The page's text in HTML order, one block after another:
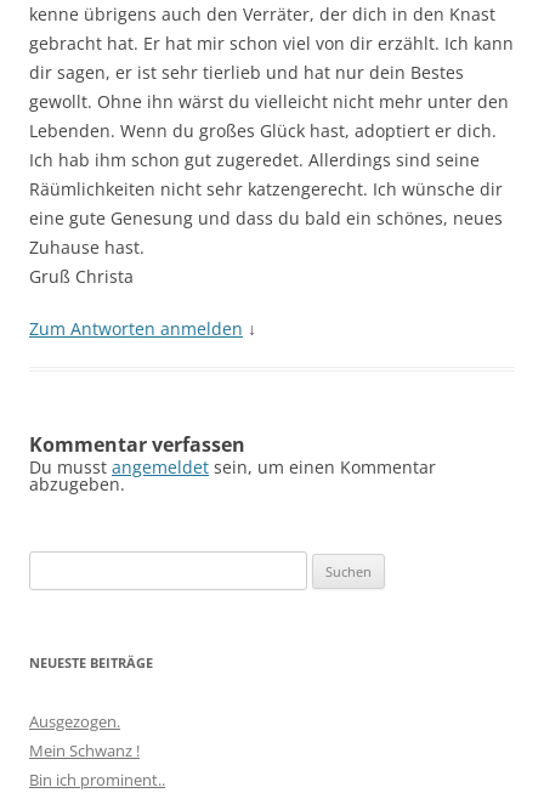
kenne übrigens auch den Verräter, der dich in den Knast
gebracht hat. Er hat mir schon viel von dir erzählt. Ich kann
dir sagen, er ist sehr tierlieb und hat nur dein Bestes
gewollt. Ohne ihn wärst du vielleicht nicht mehr unter den
Lebenden. Wenn du großes Glück hast, adoptiert er dich.
Ich hab ihm schon gut zugeredet. Allerdings sind seine
Räümlichkeiten nicht sehr katzengerecht. Ich wünsche dir
eine gute Genesung und dass du bald ein schönes, neues
Zuhause hast.
Gruß Christa
Zum Antworten anmelden ↓
Kommentar verfassen
Du musst angemeldet sein, um einen Kommentar
abzugeben.
nach:
NEUESTE BEITRÄGE
Ausgezogen.
Mein Schwanz !
Bin ich prominent..